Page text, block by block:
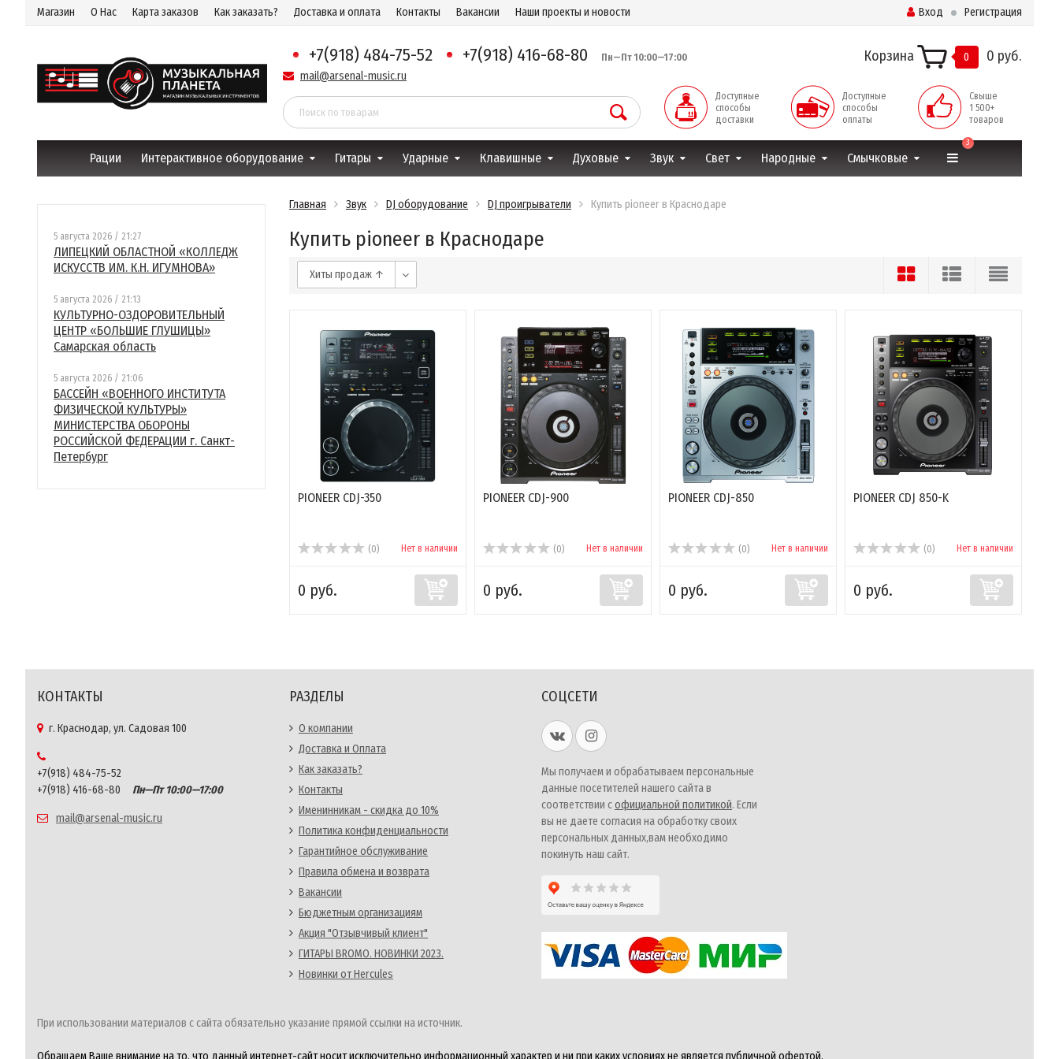
Магазин О Нас Карта заказов Как заказать? Доставка и оплата Контакты Вакансии Наши проекты и новости Вход Регистрация
+7(918) 484-75-52 +7(918) 416-68-80 Пн—Пт 10:00—17:00
mail@arsenal-music.ru
Корзина 0 0 руб.
Доступные
способы
доставки
Доступные
способы
оплаты
Свыше
1 500+
товаров
Рации Интерактивное оборудование Гитары Ударные Клавишные Духовые Звук Свет Народные Смычковые
3
5 августа 2026 / 21:27
ЛИПЕЦКИЙ ОБЛАСТНОЙ «КОЛЛЕДЖ
ИСКУССТВ ИМ. К.Н. ИГУМНОВА»
5 августа 2026 / 21:13
КУЛЬТУРНО-ОЗДОРОВИТЕЛЬНЫЙ
ЦЕНТР «БОЛЬШИЕ ГЛУШИЦЫ»
Самарская область
5 августа 2026 / 21:06
БАССЕЙН «ВОЕННОГО ИНСТИТУТА
ФИЗИЧЕСКОЙ КУЛЬТУРЫ»
МИНИСТЕРСТВА ОБОРОНЫ
РОССИЙСКОЙ ФЕДЕРАЦИИ г. Санкт-
Петербург
Главная Звук DJ оборудование DJ проигрыватели Купить pioneer в Краснодаре
Купить pioneer в Краснодаре
Хиты продаж ↑
PIONEER CDJ-350
(0) Нет в наличии
0 руб.
PIONEER CDJ-900
(0) Нет в наличии
0 руб.
PIONEER CDJ-850
(0) Нет в наличии
0 руб.
PIONEER CDJ 850-K
(0) Нет в наличии
0 руб.
КОНТАКТЫ
г. Краснодар, ул. Садовая 100
+7(918) 484-75-52
+7(918) 416-68-80
Пн—Пт 10:00—17:00
mail@arsenal-music.ru
РАЗДЕЛЫ
О компании
Доставка и Оплата
Как заказать?
Контакты
Именинникам - скидка до 10%
Политика конфиденциальности
Гарантийное обслуживание
Правила обмена и возврата
Вакансии
Бюджетным организациям
Акция "Отзывчивый клиент"
ГИТАРЫ BROMO. НОВИНКИ 2023.
Новинки от Hercules
СОЦСЕТИ
Мы получаем и обрабатываем персональные
данные посетителей нашего сайта в
соответствии софициальной политикой. Если
вы не даете согласия на обработку своих
персональных данных,вам необходимо
покинуть наш сайт.
При использовании материалов с сайта обязательно указание прямой ссылки на источник.
Обращаем Ваше внимание на то, что данный интернет-сайт носит исключительно информационный характер и ни при каких условиях не является публичной офертой,